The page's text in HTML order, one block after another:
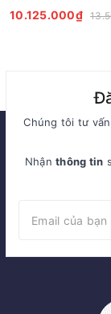
84W-126W Chiếu
10.125.000₫
Chúng tôi tư
Nhậnthông tin